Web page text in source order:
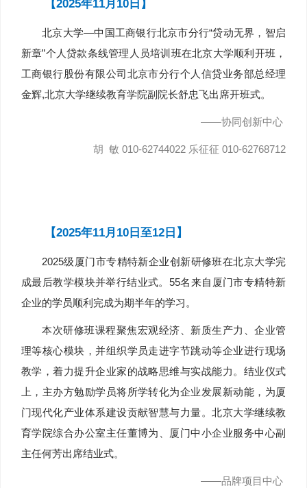
【2025年11月10日】
北京大学—中国工商银行北京市分行“贷动无界，智启
新章”个人贷款条线管理人员培训班在北京大学顺利开班，
工商银行股份有限公司北京市分行个人信贷业务部总经理
金辉,北京大学继续教育学院副院长舒忠飞出席开班式。
——协同创新中心
胡 敏 010-62744022 乐征征 010-62768712
【2025年11月10日至12日】
2025级厦门市专精特新企业创新研修班在北京大学完
成最后教学模块并举行结业式。55名来自厦门市专精特新
企业的学员顺利完成为期半年的学习。
本次研修班课程聚焦宏观经济、新质生产力、企业管
理等核心模块，并组织学员走进字节跳动等企业进行现场
教学，着力提升企业家的战略思维与实战能力。结业仪式
上，主办方勉励学员将所学转化为企业发展新动能，为厦
门现代化产业体系建设贡献智慧与力量。北京大学继续教
育学院综合办公室主任董博为、厦门中小企业服务中心副
主任何芳出席结业式。
——品牌项目中心